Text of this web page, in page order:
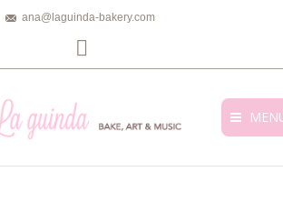
ana@laguinda-bakery.com